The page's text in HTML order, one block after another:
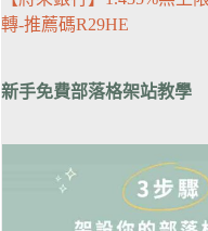
轉-推薦碼R29HE
新手免費部落格架站教學